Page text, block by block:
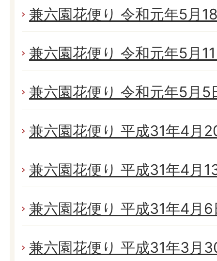
兼六園花便り 令和元年5月
兼六園花便り 令和元年5月
兼六園花便り 令和元年5月5
兼六園花便り 平成31年4月
兼六園花便り 平成31年4月
兼六園花便り 平成31年4月
兼六園花便り 平成31年3月